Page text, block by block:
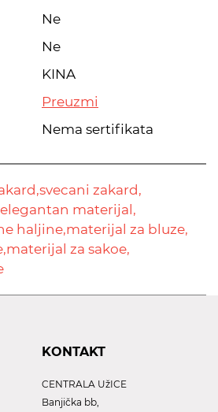
Ne
Ne
KINA
Preuzmi
Nema sertifikata
svecani zakard,
elegantan materijal,
haljine,materijal za bluze,
materijal za sakoe,
KONTAKT
CENTRALA UžICE
Banjička bb,